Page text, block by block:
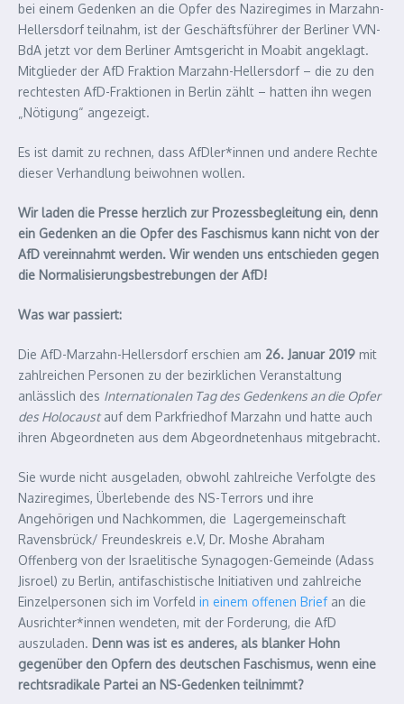
bei einem Gedenken an die Opfer des Naziregimes in Marzahn-
Hellersdorf teilnahm, ist der Geschäftsführer der Berliner VVN-
BdA jetzt vor dem Berliner Amtsgericht in Moabit angeklagt.
Mitglieder der AfD Fraktion Marzahn-Hellersdorf – die zu den
rechtesten AfD-Fraktionen in Berlin zählt – hatten ihn wegen
„Nötigung“ angezeigt.
Es ist damit zu rechnen, dass AfDler*innen und andere Rechte
dieser Verhandlung beiwohnen wollen.
Wir laden die Presse herzlich zur Prozessbegleitung ein, denn
ein Gedenken an die Opfer des Faschismus kann nicht von der
AfD vereinnahmt werden. Wir wenden uns entschieden gegen
die Normalisierungsbestrebungen der AfD!
Was war passiert:
Die AfD-Marzahn-Hellersdorf erschien am 26. Januar 2019 mit
zahlreichen Personen zu der bezirklichen Veranstaltung
anlässlich des Internationalen Tag des Gedenkens an die Opfer
des Holocaustauf dem Parkfriedhof Marzahn und hatte auch
ihren Abgeordneten aus dem Abgeordnetenhaus mitgebracht.
Sie wurde nicht ausgeladen, obwohl zahlreiche Verfolgte des
Naziregimes, Überlebende des NS-Terrors und ihre
Angehörigen und Nachkommen, die Lagergemeinschaft
Ravensbrück/ Freundeskreis e.V, Dr. Moshe Abraham
Offenberg von der Israelitische Synagogen-Gemeinde (Adass
Jisroel) zu Berlin, antifaschistische Initiativen und zahlreiche
Einzelpersonen sich im Vorfeld in einem offenen Briefan die
Ausrichter*innen wendeten, mit der Forderung, die AfD
auszuladen. Denn was ist es anderes, als blanker Hohn
gegenüber den Opfern des deutschen Faschismus, wenn eine
rechtsradikale Partei an NS-Gedenken teilnimmt?